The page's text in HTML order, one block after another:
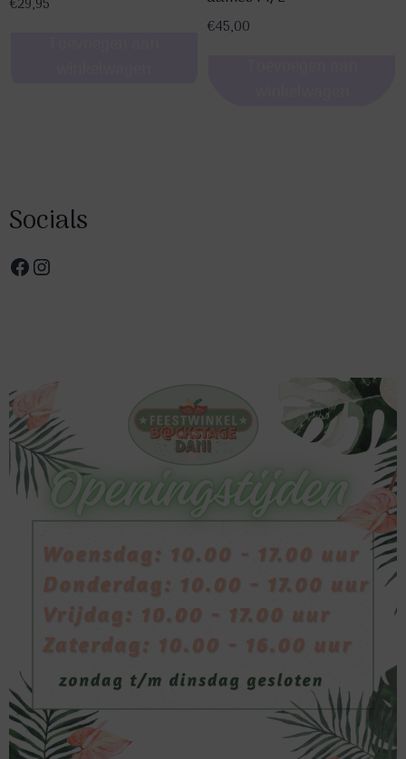
€45,00
Socials
Facebook
Instagram